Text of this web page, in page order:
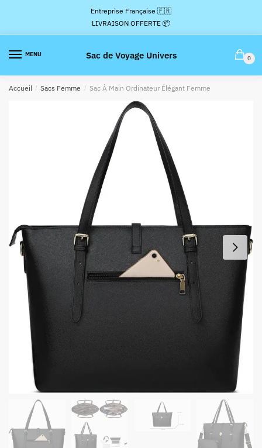
la
navigation
contenu
Entreprise Française 🇫🇷
LIVRAISON OFFERTE 📦
MENU Sac de Voyage Univers 0
Accueil / Sacs Femme / Sac À Main Ordinateur Élégant Femme